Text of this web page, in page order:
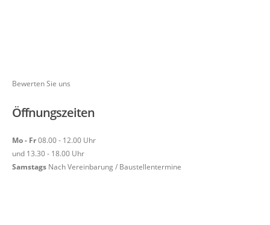
Bewerten Sie uns
Öffnungszeiten
Mo - Fr08.00 - 12.00 Uhr
und 13.30 - 18.00 Uhr
Samstags Nach Vereinbarung / Baustellentermine